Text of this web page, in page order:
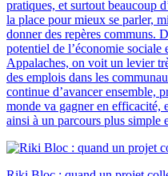
pratiques, et surtout beaucoup
la place pour mieux se parler,
donner des repères communs.
potentiel de l’économie
Appalaches, on voit un levier
des emplois dans les
continue d’avancer ensemble,
monde va gagner en efficacité,
ainsi à un parcours plus simple